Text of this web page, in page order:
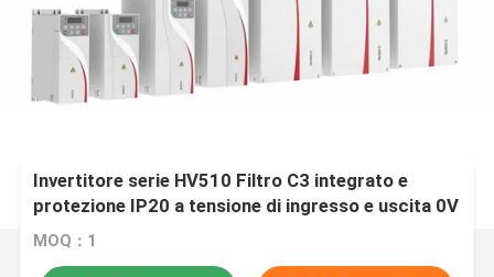
Invertitore serie HV510 Filtro C3 integrato e
protezione IP20 a tensione di ingresso e uscita 0V
MOQ：1